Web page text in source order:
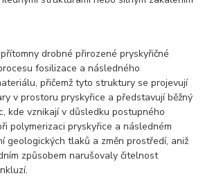
drobné přirozené pryskyřičné
fosilizace a následného
přičemž tyto struktury se projevují
v prostoru pryskyřice a představují běžný
kde vznikají v důsledku postupného
polymerizaci pryskyřice a následném
geologických tlaků a změn prostředí, aniž
způsobem narušovaly čitelnost